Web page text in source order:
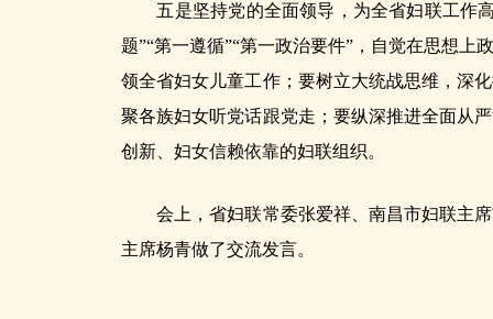
五是坚持党的全面领导，为全省妇联工作高
题”“第一遵循”“第一政治要件”，自觉在思想
领全省妇女儿童工作；要树立大统战思维，深
聚各族妇女听党话跟党走；要纵深推进全面从
创新、妇女信赖依靠的妇联组织。
会上，省妇联常委张爱祥、南昌市妇联主席
主席杨青做了交流发言。